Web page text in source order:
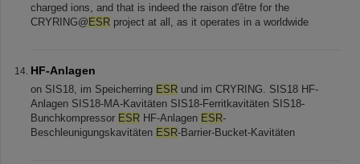
charged ions, and that is indeed the raison d'être for the
CRYRING@ ESR project at all, as it operates in a worldwide
HF-Anlagen
on SIS18, im Speicherring ESR und im CRYRING. SIS18 HF-
Anlagen SIS18-MA-Kavitäten SIS18-Ferritkavitäten SIS18-
Bunchkompressor ESR HF-Anlagen ESR-
Beschleunigungskavitäten ESR-Barrier-Bucket-Kavitäten